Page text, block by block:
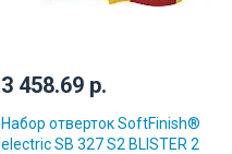
3 458.69 р.
Набор отверток SoftFinish®
electric SB 327 S2 BLISTER 2